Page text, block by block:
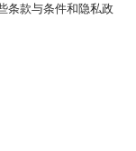
条款与条件和隐私政